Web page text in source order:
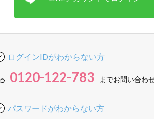
ログインIDがわからない方
0120-122-783 までお問い合わ
パスワードがわからない方